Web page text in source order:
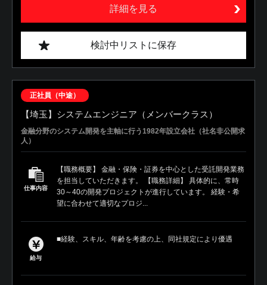
詳細を見る
検討中リストに保存
正社員（中途）
【埼玉】システムエンジニア（メンバークラス）
金融分野のシステム開発を主軸に行う1982年設立会社（社名非公開求
人）
仕事内容
【職務概要】 金融・保険・証券を中心とした受託開発業務
を担当していただきます。 【職務詳細】 具体的に、常時
30～40の開発プロジェクトが進行しています。 経験・希
望に合わせて適切なプロジ...
給与
■経験、スキル、年齢を考慮の上、同社規定により優遇